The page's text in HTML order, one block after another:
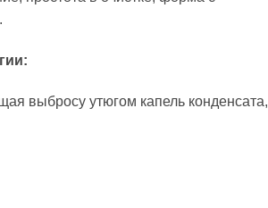
выбросу утюгом капель конденсата,